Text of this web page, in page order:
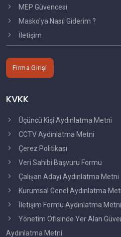
MEP Güvencesi
Masko'ya Nasıl Giderim ?
İletişim
Firma Girişi
KVKK
Üçüncü Kişi Aydınlatma Metni
CCTV Aydınlatma Metni
Çerez Politikası
Veri Sahibi Başvuru Formu
Çalışan Adayı Aydınlatma Metni
Kurumsal Genel Aydınlatma
İletişim Formu Aydınlatma Metni
Yönetim Ofisinde Yer Alan
Aydınlatma Metni